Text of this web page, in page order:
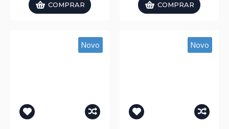
COMPRAR COMPRAR
Novo Novo